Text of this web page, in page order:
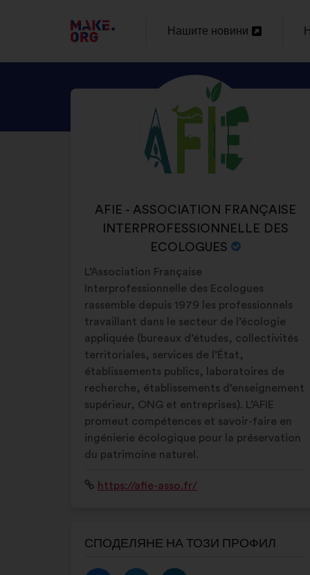
ОТИДЕТЕ
НА
НАЧАЛНАТА
СТРАНИЦА
MAKE.ORG
Нашите новини
ВИЖТЕ
ПРОФИЛА
НА
AFIE
ASSOCIATION
FRANÇAISE
ECOLOGUES
ИМЕ
НА
ОРГАНИЗАЦИЯТА:
AFIE - ASSOCIATION FRANÇAISE
INTERPROFESSIONNELLE DES
ECOLOGUES
Биография:
L’Association Française
Interprofessionnelle des Ecologues
rassemble depuis 1979 les professionnels
travaillant dans le secteur de l’écologie
appliquée (bureaux d’études, collectivités
territoriales, services de l’État,
établissements publics, laboratoires de
recherche, établissements d’enseignement
supérieur, ONG et entreprises). L’AFIE
promeut compétences et savoir-faire en
ingénierie écologique pour la préservation
du patrimoine naturel.
Уебсайт:
https://afie-asso.fr/
СПОДЕЛЯНЕ НА ТОЗИ ПРОФИЛ